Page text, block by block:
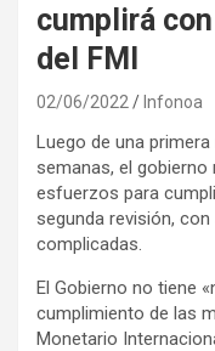
cumplirá
del FMI
02/06/2022 Infonoa
Luego de una
semanas, el
esfuerzos para
segunda revisión,
complicadas.
El Gobierno no tiene
cumplimiento de las
Monetario